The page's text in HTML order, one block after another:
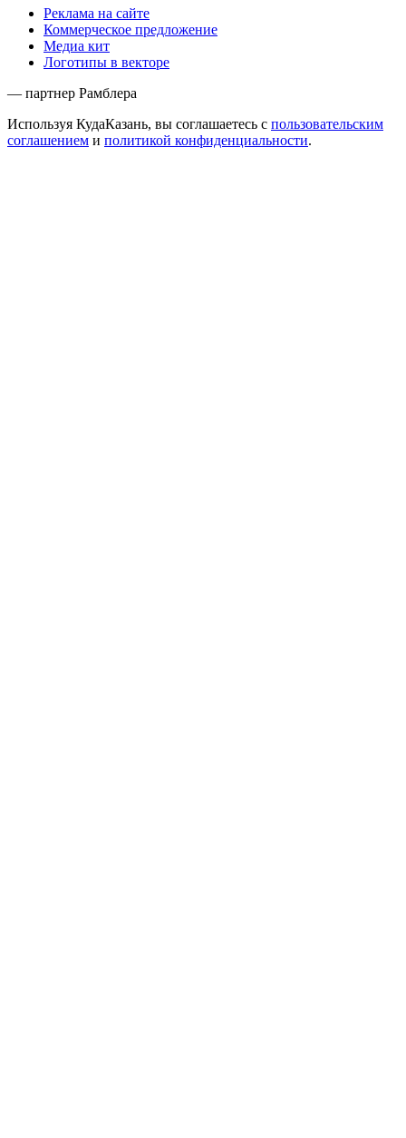
Реклама на сайте
Коммерческое предложение
Медиа кит
Логотипы в векторе
— партнер Рамблера
Используя КудаКазань, вы соглашаетесь с пользовательским
соглашением и политикой конфиденциальности.